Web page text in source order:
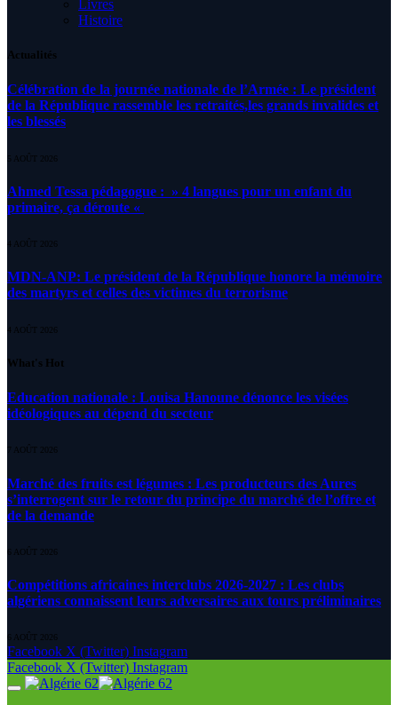
Livres
Histoire
Actualités
Célébration de la journée nationale de l’Armée : Le président
de la République rassemble les retraités,les grands invalides et
les blessés
5 AOÛT 2026
Ahmed Tessa pédagogue : » 4 langues pour un enfant du
primaire, ça déroute «
4 AOÛT 2026
MDN-ANP: Le président de la République honore la mémoire
des martyrs et celles des victimes du terrorisme
4 AOÛT 2026
What's Hot
Education nationale : Louisa Hanoune dénonce les visées
idéologiques au dépend du secteur
7 AOÛT 2026
Marché des fruits est légumes : Les producteurs des Aures
s’interrogent sur le retour du principe du marché de l’offre et
de la demande
6 AOÛT 2026
Compétitions africaines interclubs 2026-2027 : Les clubs
algériens connaissent leurs adversaires aux tours préliminaires
6 AOÛT 2026
Facebook X (Twitter) Instagram
Facebook X (Twitter) Instagram